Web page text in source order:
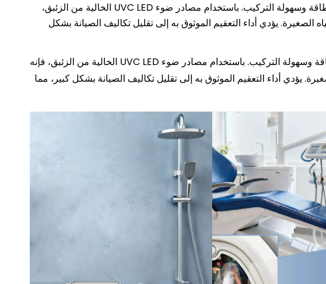
تستهدف هذه الوحدة أنظمة إمداد المياه المستمرة ذات التدفق المتوسط، وتتميز بهيكل مدمج وكفاءة في استخدام الطاقة وسهولة التركيب. باستخدام مصادر ضوء UVC LED الخالية من الزئبق،
الصغيرة. يؤدي أداء التعقيم الموثوق به إلى تقليل تكاليف الصيانة بشكل
تستهدف هذه الوحدة أنظمة إمداد المياه المستمرة ذات التدفق المتوسط، وتتميز بهيكل مدمج وكفاءة في استخدام الطاقة وسهولة التركيب. باستخدام مصادر ضوء UVC LED الخالية من الزئبق، فإنه
يؤدي أداء التعقيم الموثوق به إلى تقليل تكاليف الصيانة بشكل كبير، مما